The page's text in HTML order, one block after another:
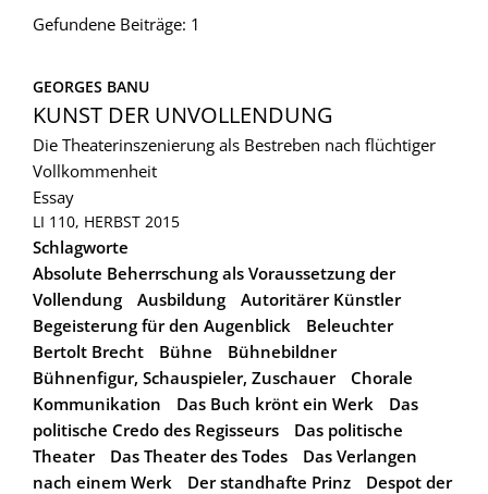
Gefundene Beiträge: 1
GEORGES BANU
KUNST DER UNVOLLENDUNG
Die Theaterinszenierung als Bestreben nach flüchtiger
Vollkommenheit
Essay
LI 110, HERBST 2015
Schlagworte
Absolute Beherrschung als Voraussetzung der
Vollendung
Ausbildung
Autoritärer Künstler
Begeisterung für den Augenblick
Beleuchter
Bertolt Brecht
Bühne
Bühnebildner
Bühnenfigur, Schauspieler, Zuschauer
Chorale
Kommunikation
Das Buch krönt ein Werk
Das
politische Credo des Regisseurs
Das politische
Theater
Das Theater des Todes
Das Verlangen
nach einem Werk
Der standhafte Prinz
Despot der